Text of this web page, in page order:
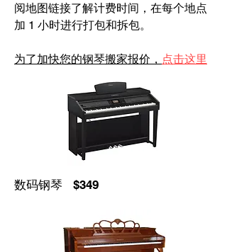
阅地图链接了解计费时间，在每个地点
加 1 小时进行打包和拆包。
为了加快您的钢琴搬家报价， 点击这里
数码钢琴 $349